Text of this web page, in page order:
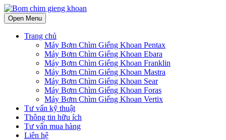
Open Menu
Trang chủ
Máy Bơm Chìm Giếng Khoan Pentax
Máy Bơm Chìm Giếng Khoan Ebara
Máy Bơm Chìm Giếng Khoan Franklin
Máy Bơm Chìm Giếng Khoan Mastra
Máy Bơm Chìm Giếng Khoan Sear
Máy Bơm Chìm Giếng Khoan Foras
Máy Bơm Chìm Giếng Khoan Vertix
Tư vấn kỹ thuật
Thông tin hữu ích
Tư vấn mua hàng
Liên hệ